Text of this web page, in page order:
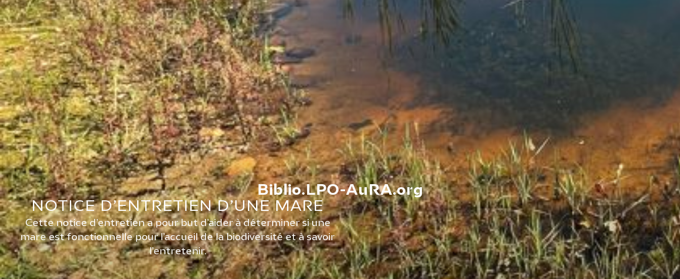
Biblio.LPO-AuRA.org
NOTICE D’ENTRETIEN D’UNE MARE
Cette notice d’entretien a pour but d’aider à déterminer si une
mare est fonctionnelle pour l’accueil de la biodiversité et à savoir
l’entretenir.